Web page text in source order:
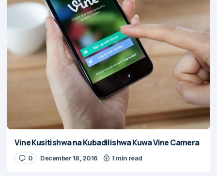
Vine Kusitishwa na Kubadilishwa Kuwa Vine Camera
0 December 18, 2016 1 min read